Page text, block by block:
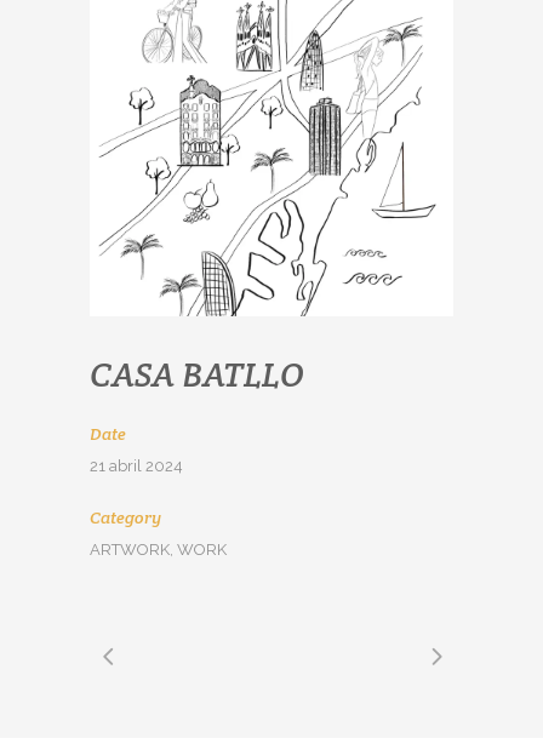
CASA BATLLO
Date
21 abril 2024
Category
ARTWORK, WORK